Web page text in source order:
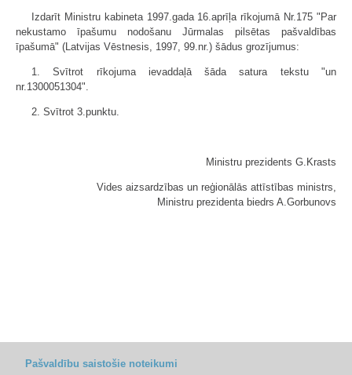
Izdarīt Ministru kabineta 1997.gada 16.aprīļa rīkojumā Nr.175 "Par
nekustamo īpašumu nodošanu Jūrmalas pilsētas pašvaldības
īpašumā" (Latvijas Vēstnesis, 1997, 99.nr.) šādus grozījumus:
1. Svītrot rīkojuma ievaddaļā šāda satura tekstu "un
nr.1300051304".
2. Svītrot 3.punktu.
Ministru prezidents G.Krasts
Vides aizsardzības un reģionālās attīstības ministrs,
Ministru prezidenta biedrs A.Gorbunovs
Pašvaldību saistošie noteikumi